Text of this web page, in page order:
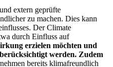
extern geprüfte
zu machen. Dies kann
Der Climate
durch Einfluss auf
erzielen möchten und
werden. Zudem
bereits klimafreundlich